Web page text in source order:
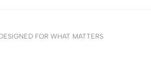
FOR WHAT MATTERS